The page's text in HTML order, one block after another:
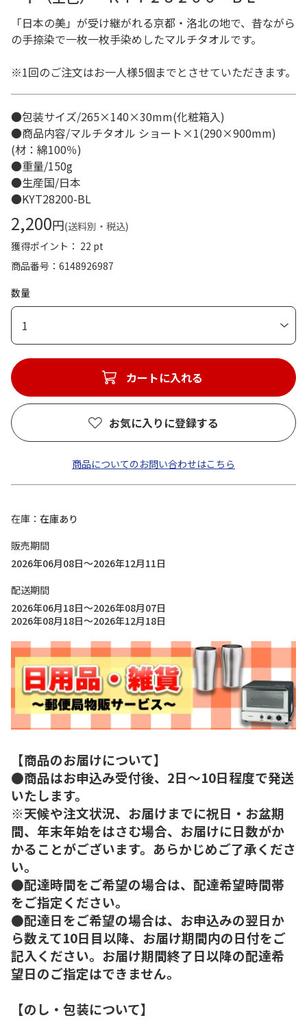
「日本の美」が受け継がれる京都・洛北の地で、昔ながら
の手捺染で一枚一枚手染めしたマルチタオルです。
※1回のご注文はお一人様5個までとさせていただきます。
●包装サイズ/265×140×30mm(化粧箱入)
●商品内容/マルチタオル ショート×1(290×900mm)
(材：綿100％)
●重量/150g
●生産国/日本
●KYT28200-BL
2,200円(送料別・税込)
獲得ポイント： 22 pt
商品番号
6148926987
数量
1
カートに入れる
お気に入りに登録する
商品についてのお問い合わせはこちら
在庫
在庫あり
販売期間
2026年06月08日～2026年12月11日
配送期間
2026年06月18日～2026年08月07日
2026年08月18日～2026年12月18日
【商品のお届けについて】
●商品はお申込み受付後、2日～10日程度で発送
いたします。
※天候や注文状況、お届けまでに祝日・お盆期
間、年末年始をはさむ場合、お届けに日数がか
かることがございます。あらかじめご了承くださ
い。
●配達時間をご希望の場合は、配達希望時間帯
をご指定ください。
●配達日をご希望の場合は、お申込みの翌日か
ら数えて10日目以降、お届け期間内の日付をご
記入ください。お届け期間終了日以降の配達希
望日のご指定はできません。
【のし・包装について】